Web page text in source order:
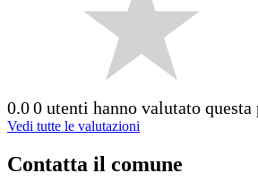
0.00 utenti hanno valutato questa
Vedi tutte le valutazioni
Contatta il comune